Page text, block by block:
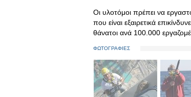
Οι υλοτόμοι πρέπει να
που είναι εξαιρετικά
θάνατοι ανά 100.000
ΦΩΤΟΓΡΑΦΙΕΣ